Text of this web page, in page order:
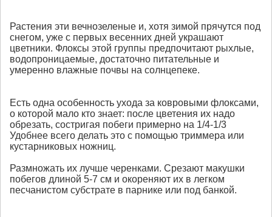
Растения эти вечнозеленые и, хотя зимой прячутся под
снегом, уже с первых весенних дней украшают
цветники. Флоксы этой группы предпочитают рыхлые,
водопроницаемые, достаточно питательные и
умеренно влажные почвы на солнцепеке.
Есть одна особенность ухода за ковровыми флоксами,
о которой мало кто знает: после цветения их надо
обрезать, состригая побеги примерно на 1/4-1/3
Удобнее всего делать это с помощью триммера или
кустарниковых ножниц.
Размножать их лучше черенками. Срезают макушки
побегов длиной 5-7 см и окореняют их в легком
песчанистом субстрате в парнике или под банкой.